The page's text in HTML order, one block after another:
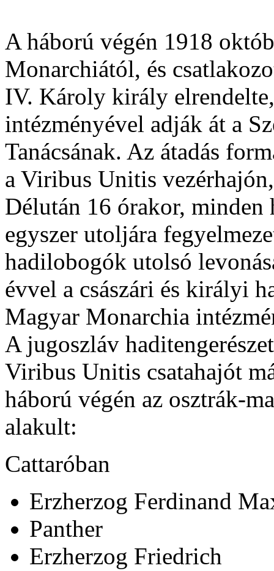
A háború végén 1918
Monarchiától, és
IV. Károly király
intézményével adják át a
Tanácsának. Az átadás
a Viribus Unitis
Délután 16 órakor, minden
egyszer utoljára
hadilobogók utolsó
évvel a császári és királyi
Magyar Monarchia
A jugoszláv
Viribus Unitis csatahajót
háború végén az osztrák-
alakult:
Cattaróban
Erzherzog Ferdinand
Panther
Erzherzog Friedrich